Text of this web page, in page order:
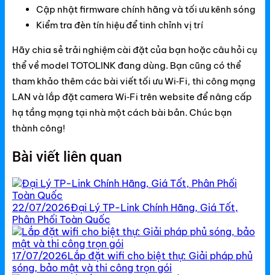
Cập nhật firmware chính hãng và tối ưu kênh sóng
Kiểm tra đèn tín hiệu để tinh chỉnh vị trí
Hãy chia sẻ trải nghiệm cài đặt của bạn hoặc câu hỏi cụ
thể về model TOTOLINK đang dùng. Bạn cũng có thể
tham khảo thêm các bài viết tối ưu Wi‑Fi, thi công mạng
LAN và lắp đặt camera Wi‑Fi trên website để nâng cấp
hạ tầng mạng tại nhà một cách bài bản. Chúc bạn
thành công!
Bài viết liên quan
22/07/2026Đại Lý TP-Link Chính Hãng, Giá Tốt,
Phân Phối Toàn Quốc
17/07/2026Lắp đặt wifi cho biệt thự: Giải pháp phủ
sóng, bảo mật và thi công trọn gói